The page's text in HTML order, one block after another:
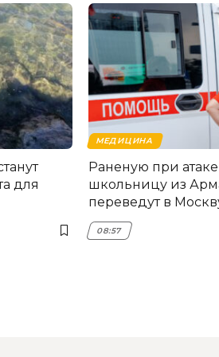
для
МЕДИЦИНА
Раненую при
школьницу из
переведут в
08:57